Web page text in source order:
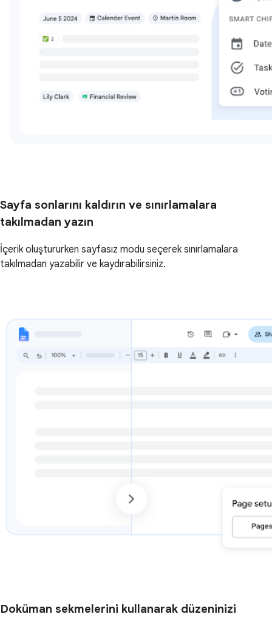
Sayfa sonlarını kaldırın ve sınırlamalara
takılmadan yazın
İçerik oluştururken sayfasız modu seçerek sınırlamalara
takılmadan yazabilir ve kaydırabilirsiniz.
Doküman sekmelerini kullanarak düzeninizi